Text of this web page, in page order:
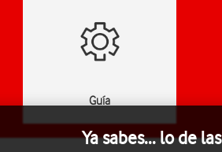
Guía
Ya sabes... lo de